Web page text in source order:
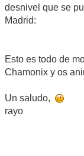
desnivel que se
Madrid:
Esto es todo de
Chamonix y os
Un saludo,
rayo